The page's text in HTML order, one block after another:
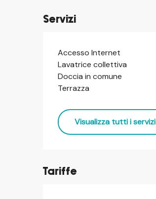
Servizi
Accesso Internet
Lavatrice collettiva
Doccia in comune
Terrazza
Visualizza tutti i servizi
Tariffe